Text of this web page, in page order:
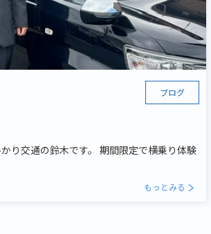
ブログ
り交通の鈴木です。 期間限定で横乗り体験
もっとみる